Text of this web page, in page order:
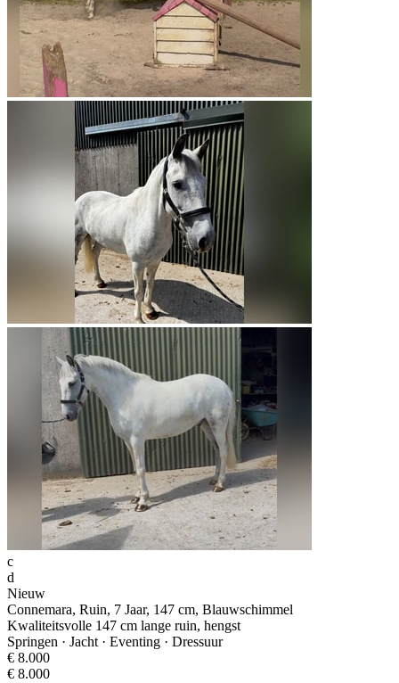
c
d
Nieuw
Connemara, Ruin, 7 Jaar, 147 cm, Blauwschimmel
Kwaliteitsvolle 147 cm lange ruin, hengst
Springen · Jacht · Eventing · Dressuur
€ 8.000
€ 8.000